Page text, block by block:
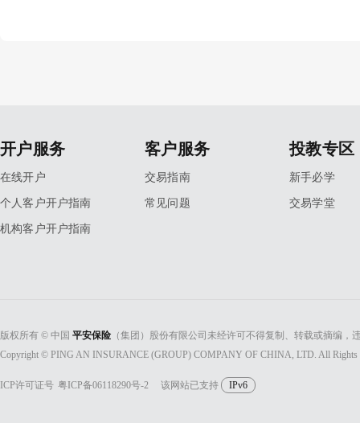
开户服务
在线开户
个人客户开户指南
机构客户开户指南
客户服务
交易指南
常见问题
投教专区
新手必学
交易学堂
版权所有 © 中国 平安保险 （集团）股份有限公司未经许可不得复制、转载或摘编，
Copyright © PING AN INSURANCE (GROUP) COMPANY OF CHINA, LTD. All Rights
ICP许可证号 粤ICP备06118290号-2 该网站已支持 IPv6